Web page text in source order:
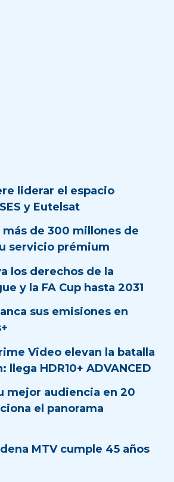
liderar el espacio
y Eutelsat
de 300 millones de
servicio prémium
los derechos de la
y la FA Cup hasta 2031
sus emisiones en
Video elevan la batalla
llega HDR10+ ADVANCED
mejor audiencia en 20
el panorama
MTV cumple 45 años